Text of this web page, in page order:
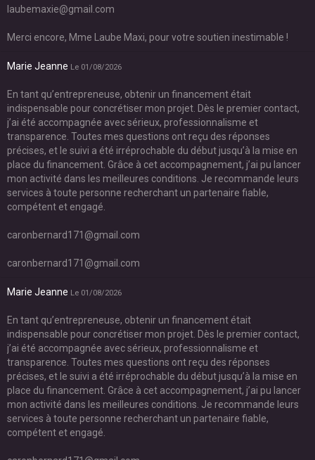
laubemaxie@gmail.com
Merci encore, Mme Laube Maxi, pour votre soutien inestimable !
Marie Jeanne Le 01/08/2026
En tant qu’entrepreneuse, obtenir un financement était
indispensable pour concrétiser mon projet. Dès le premier contact,
j’ai été accompagnée avec sérieux, professionnalisme et
transparence. Toutes mes questions ont reçu des réponses
précises, et le suivi a été irréprochable du début jusqu’à la mise en
place du financement. Grâce à cet accompagnement, j’ai pu lancer
mon activité dans les meilleures conditions. Je recommande leurs
services à toute personne recherchant un partenaire fiable,
compétent et engagé.
caronbernard171@gmail.com
caronbernard171@gmail.com
Marie Jeanne Le 01/08/2026
En tant qu’entrepreneuse, obtenir un financement était
indispensable pour concrétiser mon projet. Dès le premier contact,
j’ai été accompagnée avec sérieux, professionnalisme et
transparence. Toutes mes questions ont reçu des réponses
précises, et le suivi a été irréprochable du début jusqu’à la mise en
place du financement. Grâce à cet accompagnement, j’ai pu lancer
mon activité dans les meilleures conditions. Je recommande leurs
services à toute personne recherchant un partenaire fiable,
compétent et engagé.